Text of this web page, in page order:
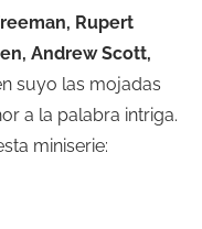
Rupert
Andrew Scott,
suyo las mojadas
a la palabra intriga.
miniserie: